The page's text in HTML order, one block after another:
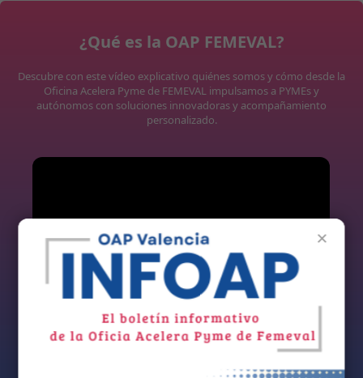
¿Qué es la OAP FEMEVAL?
Descubre con este vídeo explicativo quiénes somos y cómo desde la
Oficina Acelera Pyme de FEMEVAL impulsamos a PYMEs y
autónomos con soluciones innovadoras y acompañamiento
personalizado.
×